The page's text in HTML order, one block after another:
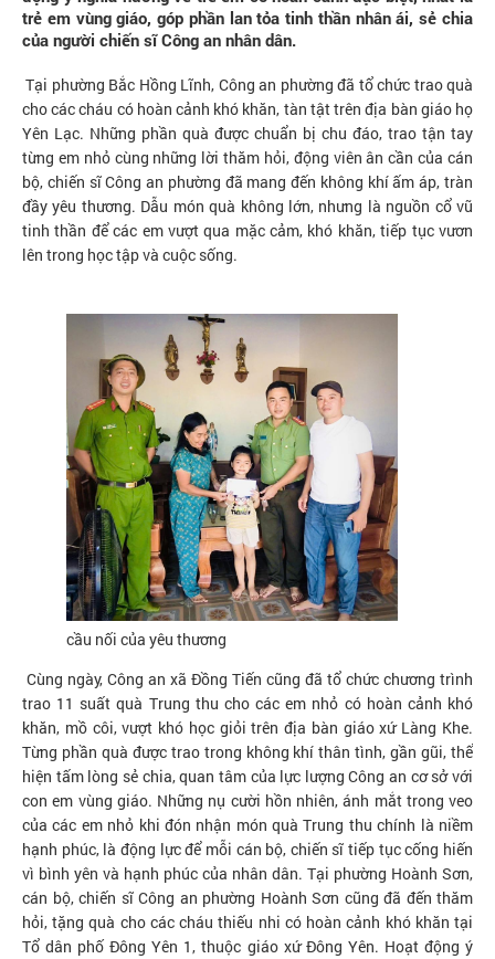
trẻ em vùng giáo, góp phần lan tỏa tinh thần nhân ái, sẻ chia
của người chiến sĩ Công an nhân dân.
Tại phường Bắc Hồng Lĩnh, Công an phường đã tổ chức trao quà
cho các cháu có hoàn cảnh khó khăn, tàn tật trên địa bàn giáo họ
Yên Lạc. Những phần quà được chuẩn bị chu đáo, trao tận tay
từng em nhỏ cùng những lời thăm hỏi, động viên ân cần của cán
bộ, chiến sĩ Công an phường đã mang đến không khí ấm áp, tràn
đầy yêu thương. Dẫu món quà không lớn, nhưng là nguồn cổ vũ
tinh thần để các em vượt qua mặc cảm, khó khăn, tiếp tục vươn
lên trong học tập và cuộc sống.
cầu nối của yêu thương
Cùng ngày, Công an xã Đồng Tiến cũng đã tổ chức chương trình
trao 11 suất quà Trung thu cho các em nhỏ có hoàn cảnh khó
khăn, mồ côi, vượt khó học giỏi trên địa bàn giáo xứ Làng Khe.
Từng phần quà được trao trong không khí thân tình, gần gũi, thể
hiện tấm lòng sẻ chia, quan tâm của lực lượng Công an cơ sở với
con em vùng giáo. Những nụ cười hồn nhiên, ánh mắt trong veo
của các em nhỏ khi đón nhận món quà Trung thu chính là niềm
hạnh phúc, là động lực để mỗi cán bộ, chiến sĩ tiếp tục cống hiến
vì bình yên và hạnh phúc của nhân dân. Tại phường Hoành Sơn,
cán bộ, chiến sĩ Công an phường Hoành Sơn cũng đã đến thăm
hỏi, tặng quà cho các cháu thiếu nhi có hoàn cảnh khó khăn tại
Tổ dân phố Đông Yên 1, thuộc giáo xứ Đông Yên. Hoạt động ý